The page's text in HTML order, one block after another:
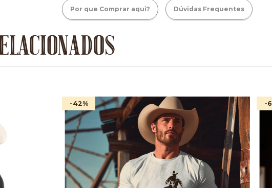
Por que Comprar aqui? Dúvidas Frequentes
-42% -